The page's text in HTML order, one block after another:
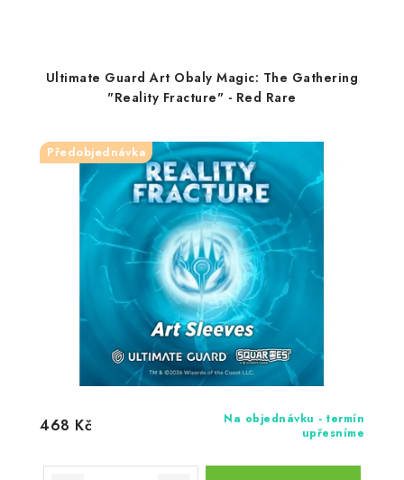
Ultimate Guard Art Obaly Magic: The Gathering
"Reality Fracture" - Red Rare
Předobjednávka
Na objednávku - termín
upřesníme
468 Kč